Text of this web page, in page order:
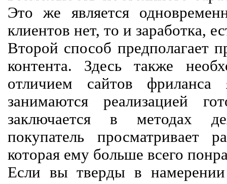
Это же является
клиентов нет, то и заработка,
Второй способ предполагает
контента. Здесь также
отличием сайтов
занимаются реализацией
заключается в методах
покупатель просматривает
которая ему больше всего
Если вы тверды в